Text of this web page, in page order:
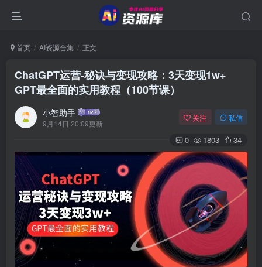
首页 AI资源合集 正文
ChatGPT运营-秘诀与变现攻略：3天变现1w+
GPT最全面的实用教程（100节课）
小智助手
9月14日 20:09更新
关注 私信
0 1803 34